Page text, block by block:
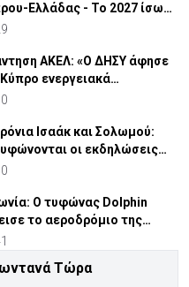
Ελλάδας - Το 2027 ίσως
χρονιά
ΑΚΕΛ: «Ο ΔΗΣΥ άφησε
ενεργειακά
Ισαάκ και Σολωμού:
οι εκδηλώσεις
(ΒΙΝΤΕΟ)
Ο τυφώνας Dolphin
το αεροδρόμιο της
(vid)
Νέες κυρώσεις ΕΕ σε 5
Τώρα